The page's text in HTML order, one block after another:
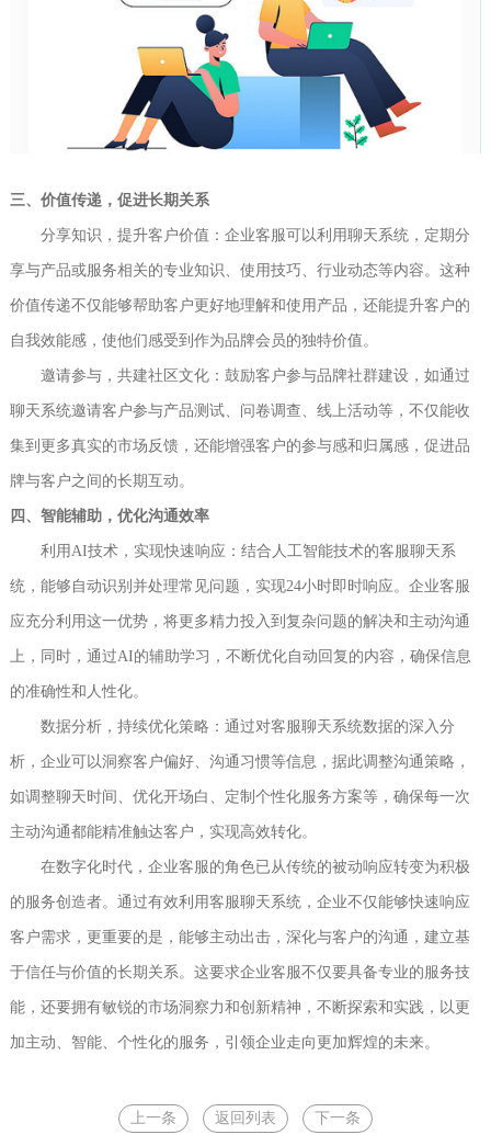
三、价值传递，促进长期关系
分享知识，提升客户价值：企业客服可以利用聊天系统，定期分
享与产品或服务相关的专业知识、使用技巧、行业动态等内容。这种
价值传递不仅能够帮助客户更好地理解和使用产品，还能提升客户的
自我效能感，使他们感受到作为品牌会员的独特价值。
邀请参与，共建社区文化：鼓励客户参与品牌社群建设，如通过
聊天系统邀请客户参与产品测试、问卷调查、线上活动等，不仅能收
集到更多真实的市场反馈，还能增强客户的参与感和归属感，促进品
牌与客户之间的长期互动。
四、智能辅助，优化沟通效率
利用AI技术，实现快速响应：结合人工智能技术的客服聊天系
统，能够自动识别并处理常见问题，实现24小时即时响应。企业客服
应充分利用这一优势，将更多精力投入到复杂问题的解决和主动沟通
上，同时，通过AI的辅助学习，不断优化自动回复的内容，确保信息
的准确性和人性化。
数据分析，持续优化策略：通过对客服聊天系统数据的深入分
析，企业可以洞察客户偏好、沟通习惯等信息，据此调整沟通策略，
如调整聊天时间、优化开场白、定制个性化服务方案等，确保每一次
主动沟通都能精准触达客户，实现高效转化。
在数字化时代，企业客服的角色已从传统的被动响应转变为积极
的服务创造者。通过有效利用客服聊天系统，企业不仅能够快速响应
客户需求，更重要的是，能够主动出击，深化与客户的沟通，建立基
于信任与价值的长期关系。这要求企业客服不仅要具备专业的服务技
能，还要拥有敏锐的市场洞察力和创新精神，不断探索和实践，以更
加主动、智能、个性化的服务，引领企业走向更加辉煌的未来。
上一条 返回列表 下一条